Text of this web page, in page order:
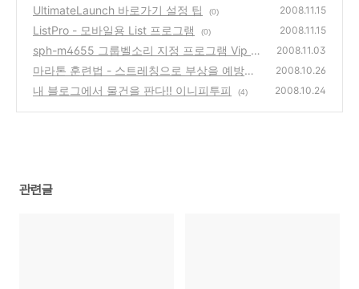
UltimateLaunch 바로가기 설정 팁 (0) 2008.11.15
ListPro - 모바일용 List 프로그램 (0) 2008.11.15
sph-m4655 그룹벨소리 지정 프로그램 Vip PI
M RingTone 8.1
(0)
2008.11.03
마라톤 훈련법 - 스트레칭으로 부상을 예방하
자
(0)
2008.10.26
내 블로그에서 물건을 판다!! 이니피투피 (4) 2008.10.24
관련글